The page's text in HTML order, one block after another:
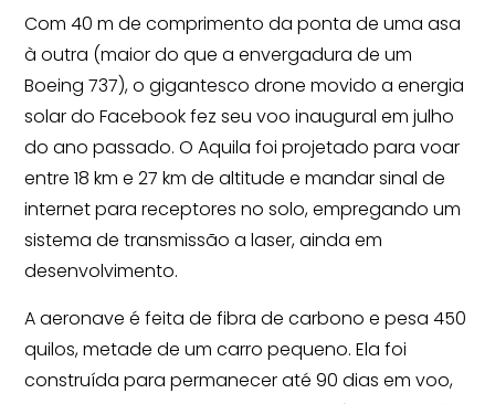
Com 40 m de comprimento da ponta de uma asa
à outra (maior do que a envergadura de um
Boeing 737), o gigantesco drone movido a energia
solar do Facebook fez seu voo inaugural em julho
do ano passado. O Aquila foi projetado para voar
entre 18 km e 27 km de altitude e mandar sinal de
internet para receptores no solo, empregando um
sistema de transmissão a laser, ainda em
desenvolvimento.
A aeronave é feita de fibra de carbono e pesa 450
quilos, metade de um carro pequeno. Ela foi
construída para permanecer até 90 dias em voo,